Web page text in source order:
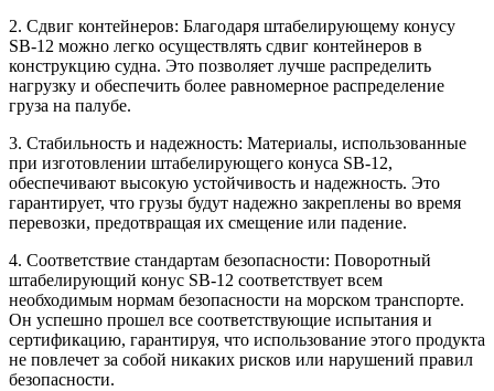
2. Сдвиг контейнеров: Благодаря штабелирующему конусу
SB-12 можно легко осуществлять сдвиг контейнеров в
конструкцию судна. Это позволяет лучше распределить
нагрузку и обеспечить более равномерное распределение
груза на палубе.
3. Стабильность и надежность: Материалы, использованные
при изготовлении штабелирующего конуса SB-12,
обеспечивают высокую устойчивость и надежность. Это
гарантирует, что грузы будут надежно закреплены во время
перевозки, предотвращая их смещение или падение.
4. Соответствие стандартам безопасности: Поворотный
штабелирующий конус SB-12 соответствует всем
необходимым нормам безопасности на морском транспорте.
Он успешно прошел все соответствующие испытания и
сертификацию, гарантируя, что использование этого продукта
не повлечет за собой никаких рисков или нарушений правил
безопасности.